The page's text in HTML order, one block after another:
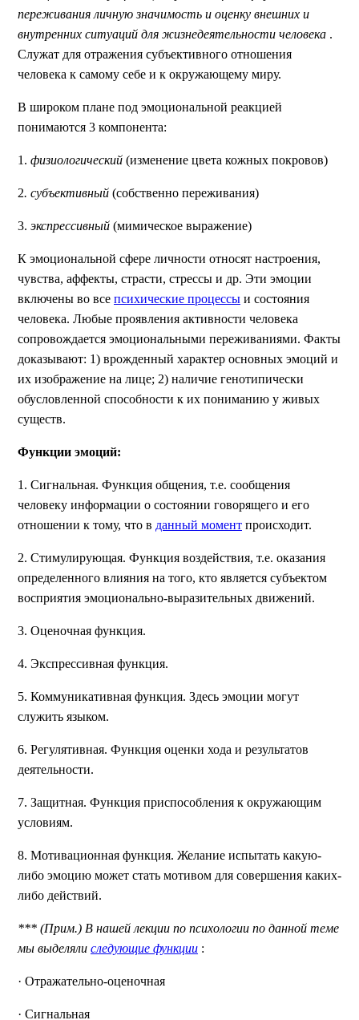
переживания личную значимость и оценку внешних и
внутренних ситуаций для жизнедеятельности человека .
Служат для отражения субъективного отношения
человека к самому себе и к окружающему миру.
В широком плане под эмоциональной реакцией
понимаются 3 компонента:
1. физиологический (изменение цвета кожных покровов)
2. субъективный (собственно переживания)
3. экспрессивный (мимическое выражение)
К эмоциональной сфере личности относят настроения,
чувства, аффекты, страсти, стрессы и др. Эти эмоции
включены во все психические процессы и состояния
человека. Любые проявления активности человека
сопровождается эмоциональными переживаниями. Факты
доказывают: 1) врожденный характер основных эмоций и
их изображение на лице; 2) наличие генотипически
обусловленной способности к их пониманию у живых
существ.
Функции эмоций:
1. Сигнальная. Функция общения, т.е. сообщения
человеку информации о состоянии говорящего и его
отношении к тому, что в данный момент происходит.
2. Стимулирующая. Функция воздействия, т.е. оказания
определенного влияния на того, кто является субъектом
восприятия эмоционально-выразительных движений.
3. Оценочная функция.
4. Экспрессивная функция.
5. Коммуникативная функция. Здесь эмоции могут
служить языком.
6. Регулятивная. Функция оценки хода и результатов
деятельности.
7. Защитная. Функция приспособления к окружающим
условиям.
8. Мотивационная функция. Желание испытать какую-
либо эмоцию может стать мотивом для совершения каких-
либо действий.
*** (Прим.) В нашей лекции по психологии по данной теме
мы выделяли следующие функции :
· Отражательно-оценочная
· Сигнальная